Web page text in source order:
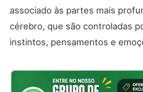
associado às partes mais
cérebro, que são controladas
instintos, pensamentos e